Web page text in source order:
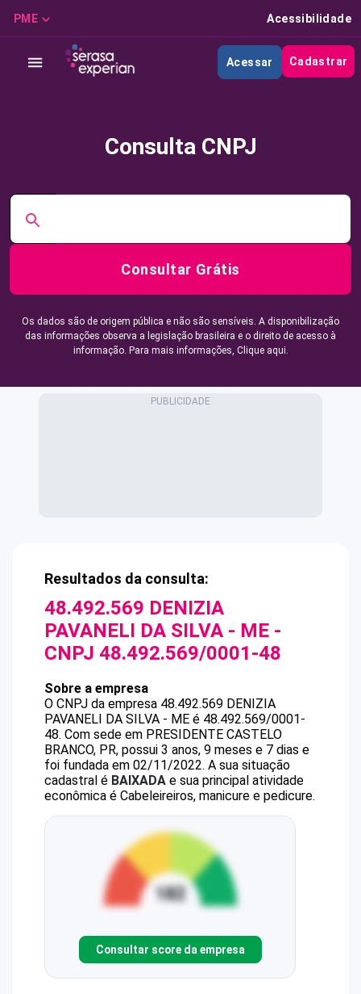
PME Acessibilidade
Acessar Cadastrar
Consulta CNPJ
Consultar Grátis
Os dados são de origem pública e não são sensíveis. A disponibilização
das informações observa a legislação brasileira e o direito de acesso à
informação. Para mais informações, Clique aqui.
Resultados da consulta:
48.492.569 DENIZIA
PAVANELI DA SILVA - ME -
CNPJ 48.492.569/0001-48
Sobre a empresa
O CNPJ da empresa 48.492.569 DENIZIA
PAVANELI DA SILVA - ME é 48.492.569/0001-
48. Com sede em PRESIDENTE CASTELO
BRANCO, PR, possui 3 anos, 9 meses e 7 dias e
foi fundada em 02/11/2022. A sua situação
cadastral é BAIXADA e sua principal atividade
econômica é Cabeleireiros, manicure e pedicure.
Consultar score da empresa